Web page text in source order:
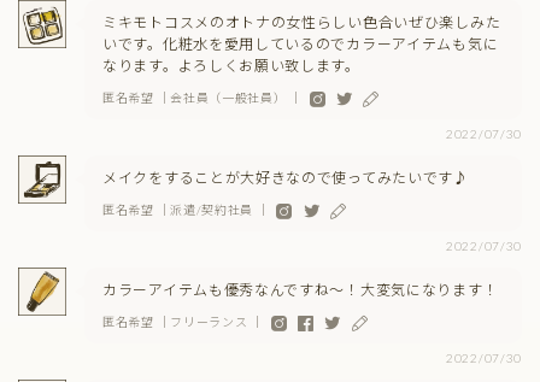
ミキモトコスメのオトナの女性らしい色合いぜひ楽しみた
いです。化粧水を愛用しているのでカラーアイテムも気に
なります。よろしくお願い致します。
匿名希望 ｜会社員（一般社員） ｜
2022/07/30
メイクをすることが大好きなので使ってみたいです♪
匿名希望 ｜派遣/契約社員 ｜
2022/07/30
カラーアイテムも優秀なんですね～！大変気になります！
匿名希望 ｜フリーランス ｜
2022/07/30